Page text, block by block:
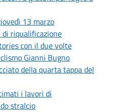
13 marzo
di riqualificazione
con il due volte
Gianni Bugno
della quarta tappa del
i lavori di
stralcio